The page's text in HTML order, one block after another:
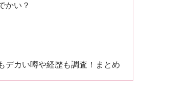
かい？
デカい噂や経歴も調査！まとめ